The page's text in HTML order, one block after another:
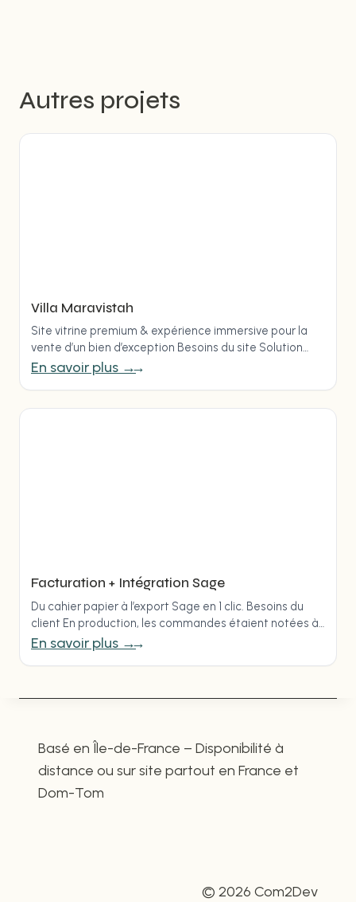
Autres projets
Villa Maravistah
Site vitrine premium & expérience immersive pour la
vente d’un bien d’exception Besoins du site Solution
proposée Création d’un mini-site premium sur mesure,
En savoir plus →
Facturation + Intégration Sage
Du cahier papier à l’export Sage en 1 clic. Besoins du
client En production, les commandes étaient notées à
la main dans un cahier…
En savoir plus →
Basé en Île-de-France – Disponibilité à
distance ou sur site partout en France et
Dom-Tom
© 2026 Com2Dev